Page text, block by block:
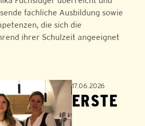
fachliche Ausbildung sowie
die sich die
ihrer Schulzeit angeeignet
17.06.2026
ERSTE